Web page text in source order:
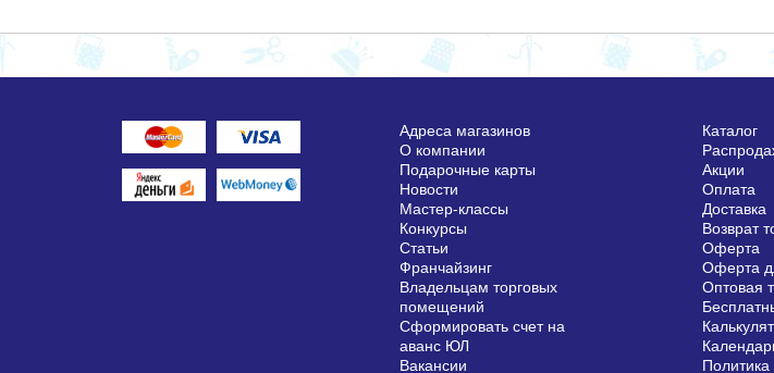
Адреса магазинов
О компании
Подарочные карты
Новости
Мастер-классы
Конкурсы
Статьи
Франчайзинг
Владельцам торговых
помещений
Сформировать счет на
аванс ЮЛ
Вакансии
Каталог
Акции
Оплата
Доставка
Возврат
Оферта
Оферта
Оптовая